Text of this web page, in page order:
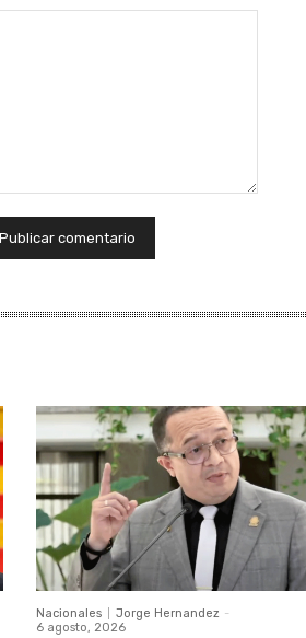
Nacionales Jorge Hernandez -
6 agosto, 2026